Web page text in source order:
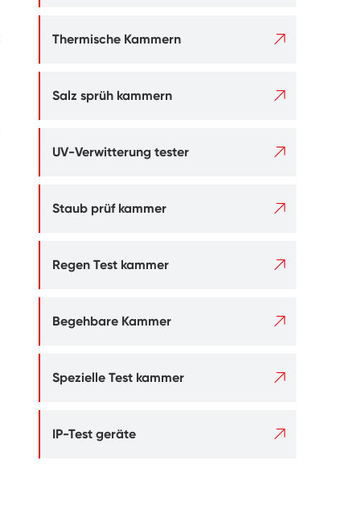
Thermische Kammern 
Salz sprüh kammern 
UV-Verwitterung tester 
Staub prüf kammer 
Regen Test kammer 
Begehbare Kammer 
Spezielle Test kammer 
IP-Test geräte 